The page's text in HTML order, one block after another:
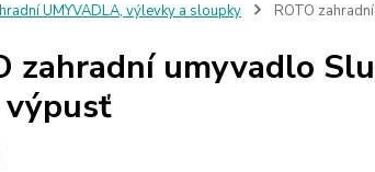
UMYVADLA, výlevky a sloupky ROTO
zahradní umyvadlo
výpusť